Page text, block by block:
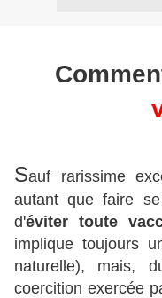
Sauf rarissime
autant que faire
d'éviter toute
implique toujours
naturelle), mais,
coercition exercée